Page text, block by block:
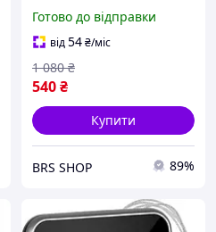
дисплеєм і таймером для
духовки виносний TP700
Готово до відправки
від54₴/міс
540₴
1 080 ₴
Купити
BRS SHOP 89%